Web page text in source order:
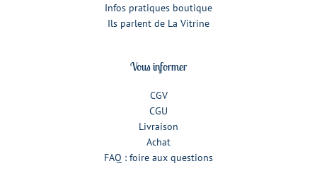
Infos pratiques boutique
Ils parlent de La Vitrine
Vous informer
CGV
CGU
Livraison
Achat
FAQ : foire aux questions